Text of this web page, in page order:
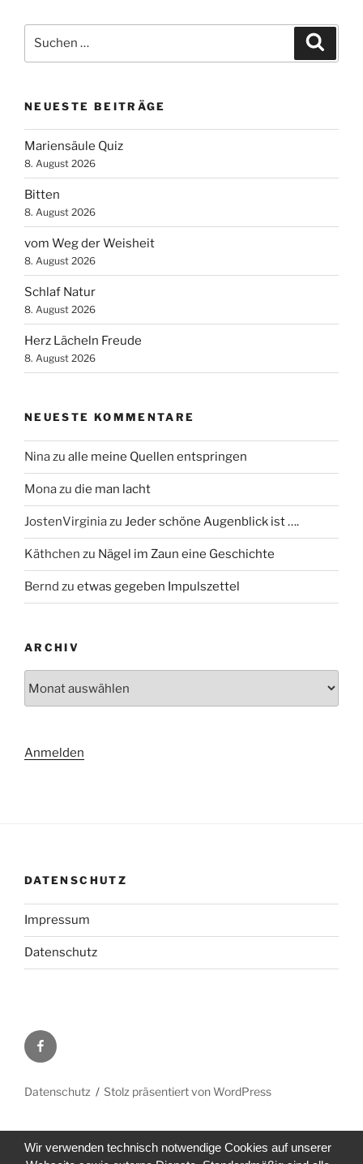
nach:
NEUESTE BEITRÄGE
Mariensäule Quiz
8. August 2026
Bitten
8. August 2026
vom Weg der Weisheit
8. August 2026
Schlaf Natur
8. August 2026
Herz Lächeln Freude
8. August 2026
NEUESTE KOMMENTARE
Ninazu alle meine Quellen entspringen
Monazu die man lacht
JostenVirginiazu Jeder schöne Augenblick ist ….
Käthchen zu Nägel im Zaun eine Geschichte
Bernd zu etwas gegeben Impulszettel
ARCHIV
Anmelden
DATENSCHUTZ
Impressum
Datenschutz
Facebook
Datenschutz Stolz präsentiert von WordPress
Wir verwenden technisch notwendige Cookies auf unserer